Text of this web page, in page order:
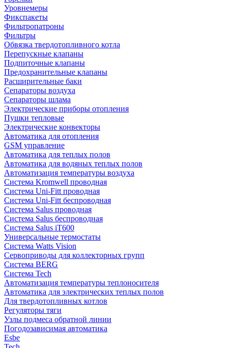
Уровнемеры
Фикспакеты
Фильтропатроны
Фильтры
Обвязка твердотопливного котла
Перепускные клапаны
Подпиточные клапаны
Предохранительные клапаны
Расширительные баки
Сепараторы воздуха
Сепараторы шлама
Электрические приборы отопления
Пушки тепловые
Электрические конвекторы
Автоматика для отопления
GSM управление
Автоматика для теплых полов
Автоматика для водяных теплых полов
Автоматизация температуры воздуха
Система Kromwell проводная
Система Uni-Fitt проводная
Система Uni-Fitt беспроводная
Система Salus проводная
Система Salus беспроводная
Система Salus iT600
Универсальные термостаты
Система Watts Vision
Сервоприводы для коллекторных групп
Система BERG
Система Tech
Автоматизация температуры теплоносителя
Автоматика для электрических теплых полов
Для твердотопливных котлов
Регуляторы тяги
Узлы подмеса обратной линии
Погодозависимая автоматика
Esbe